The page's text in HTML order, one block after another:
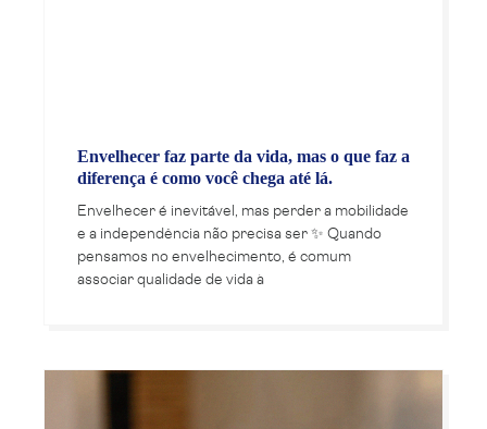
Envelhecer faz parte da vida, mas o que faz a
diferença é como você chega até lá.
Envelhecer é inevitável, mas perder a mobilidade
e a independência não precisa ser ✨ Quando
pensamos no envelhecimento, é comum
associar qualidade de vida à